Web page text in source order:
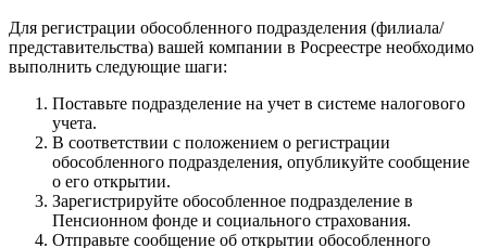
Для регистрации обособленного подразделения (филиала/
представительства) вашей компании в Росреестре необходимо
выполнить следующие шаги:
Поставьте подразделение на учет в системе налогового
учета.
В соответствии с положением о регистрации
обособленного подразделения, опубликуйте сообщение
о его открытии.
Зарегистрируйте обособленное подразделение в
Пенсионном фонде и социального страхования.
Отправьте сообщение об открытии обособленного